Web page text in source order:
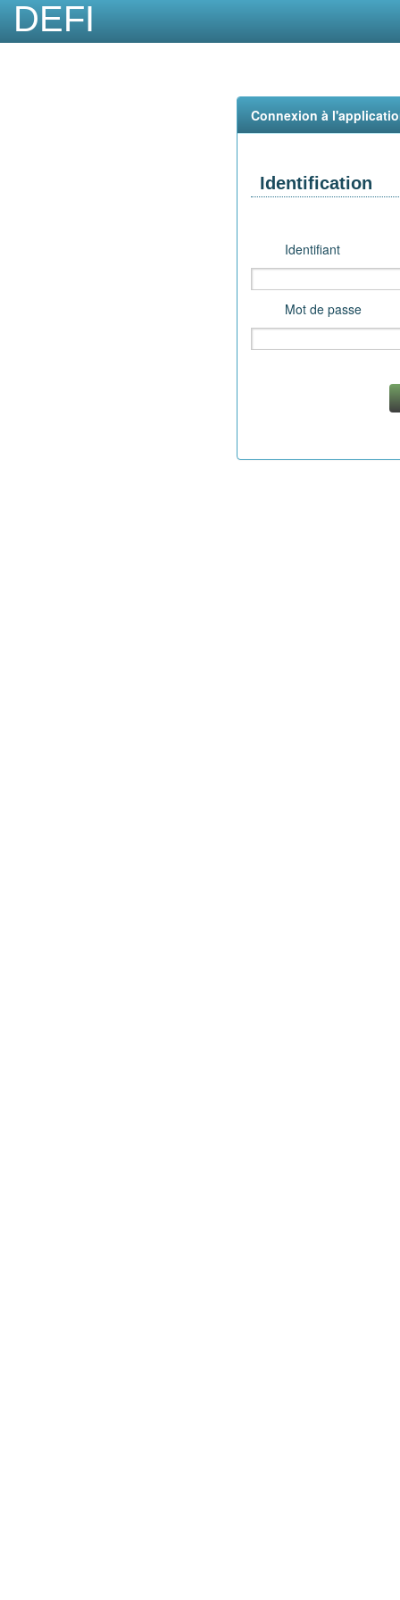
DEFI
Connexion à
Identification
Identifiant
Mot de passe